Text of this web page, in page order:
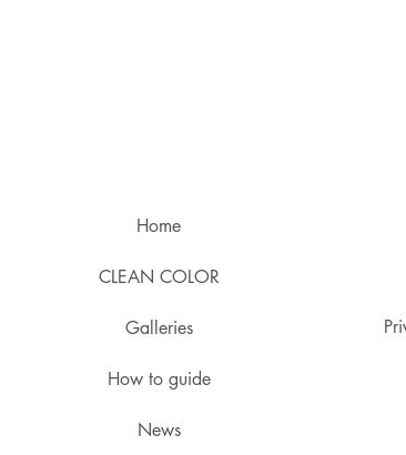
Home
CLEAN COLOR
Galleries
How to guide
News